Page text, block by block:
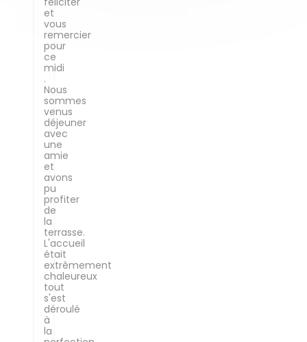
et
vous
remercier
pour
ce
midi
.
Nous
sommes
venus
déjeuner
avec
une
amie
et
avons
pu
profiter
de
la
terrasse.
L'accueil
était
extrêmement
chaleureux
tout
s'est
déroulé
à
la